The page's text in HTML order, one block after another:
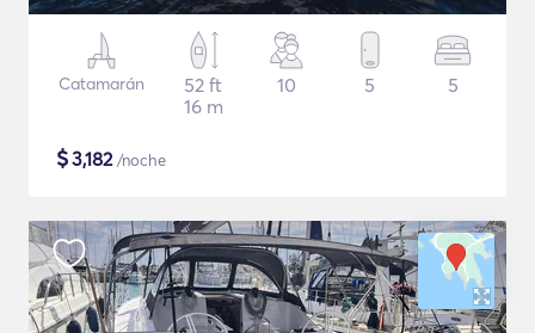
Catamarán
52 ft
16 m
10 5 5
$3,182/noche